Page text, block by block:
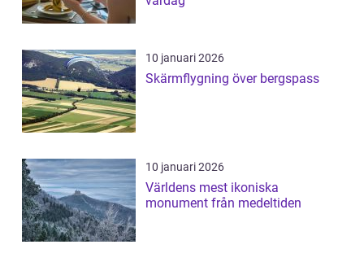
10 januari 2026
Skärmflygning över bergspass
10 januari 2026
Världens mest ikoniska
monument från medeltiden